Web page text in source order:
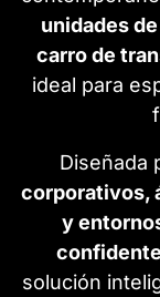
unidades
carro de
ideal para
Diseñada
corporativos,
y
confidente
solución